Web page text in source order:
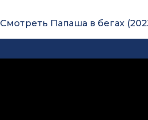
Смотреть Папаша в бегах